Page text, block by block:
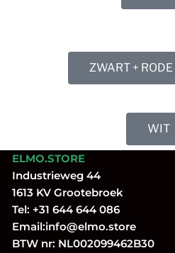
ZWART +
WIT
ELMO.STORE
Industrieweg 44
1613 KV Grootebroek
Tel: +31 644 644 086
Email:info@elmo.store
BTW nr: NL002099462B30